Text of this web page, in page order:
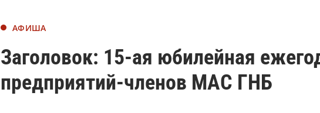
АФИША
Заголовок: 15-ая юбилейная
предприятий-членов МАС ГНБ